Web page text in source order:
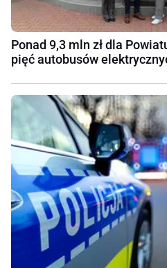
Ponad 9,3 mln zł dla
pięć autobusów